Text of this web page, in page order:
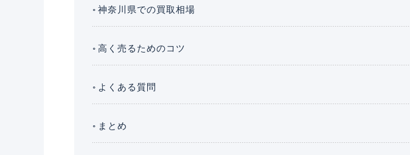
神奈川県での買取相場
高く売るためのコツ
よくある質問
まとめ